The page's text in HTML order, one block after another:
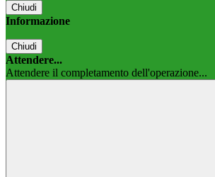
Chiudi
Informazione
Chiudi
Attendere...
Attendere il completamento dell'operazione...